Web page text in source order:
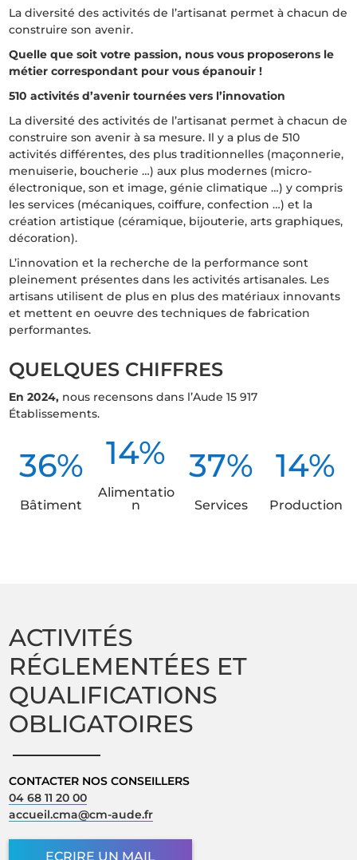
La diversité des activités de l’artisanat permet à chacun de
construire son avenir.
Quelle que soit votre passion, nous vous proposerons le
métier correspondant pour vous épanouir !
510 activités d’avenir tournées vers l’innovation
La diversité des activités de l’artisanat permet à chacun de
construire son avenir à sa mesure. Il y a plus de 510
activités différentes, des plus traditionnelles (maçonnerie,
menuiserie, boucherie …) aux plus modernes (micro-
électronique, son et image, génie climatique …) y compris
les services (mécaniques, coiffure, confection …) et la
création artistique (céramique, bijouterie, arts graphiques,
décoration).
L’innovation et la recherche de la performance sont
pleinement présentes dans les activités artisanales. Les
artisans utilisent de plus en plus des matériaux innovants
et mettent en oeuvre des techniques de fabrication
performantes.
QUELQUES CHIFFRES
En 2024, nous recensons dans l’Aude 15 917
Établissements.
36%
Bâtiment
14%
Alimentatio
n
37%
Services
14%
Production
ACTIVITÉS
RÉGLEMENTÉES ET
QUALIFICATIONS
OBLIGATOIRES
CONTACTER NOS CONSEILLERS
04 68 11 20 00
accueil.cma@cm-aude.fr
ECRIRE UN MAIL